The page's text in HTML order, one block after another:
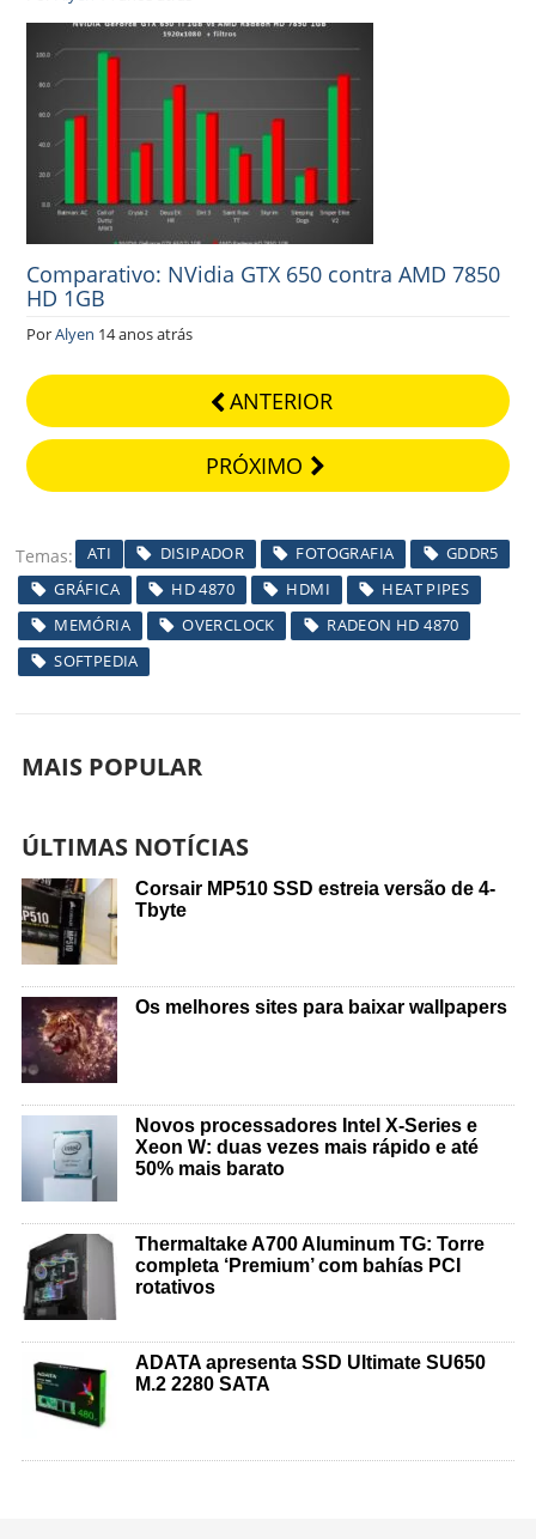
Comparativo: NVidia GTX 650 contra AMD 7850
HD 1GB
PorAlyen 14 anos atrás
ANTERIOR
PRÓXIMO
Temas ATI DISIPADOR FOTOGRAFIA
GDDR5
GRÁFICA
HD 4870 HDMI
HEAT PIPES
MEMÓRIA
OVERCLOCK
RADEON HD 4870
SOFTPEDIA
MAIS POPULAR
ÚLTIMAS NOTÍCIAS
Corsair MP510 SSD estreia versão de 4-
Tbyte
Os melhores sites para baixar wallpapers
Novos processadores Intel X-Series e
Xeon W: duas vezes mais rápido e até
50% mais barato
Thermaltake A700 Aluminum TG: Torre
completa ‘Premium’ com bahías PCI
rotativos
ADATA apresenta SSD Ultimate SU650
M.2 2280 SATA